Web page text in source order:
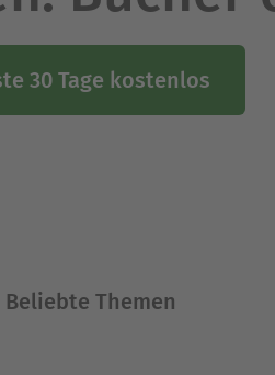
30 Tage kostenlos
Beliebte Themen